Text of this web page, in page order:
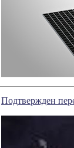
Подтвержден